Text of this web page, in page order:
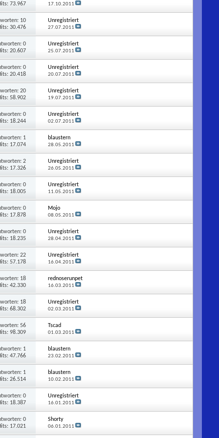
73.967 17.10.2011
10
30.476
Unregistriert
27.07.2011
0
20.607
Unregistriert
25.07.2011
0
20.418
Unregistriert
20.07.2011
20
58.902
Unregistriert
19.07.2011
0
18.244
Unregistriert
02.07.2011
1
17.074
blaustern
28.05.2011
2
17.326
Unregistriert
26.05.2011
0
18.005
Unregistriert
11.05.2011
0
17.878
Mojo
08.05.2011
0
18.235
Unregistriert
28.04.2011
22
57.178
Unregistriert
16.04.2011
18
42.330
rednoserunpet
16.03.2011
18
68.302
Unregistriert
02.03.2011
56
98.309
Tscad
01.03.2011
1
47.766
blaustern
23.02.2011
1
26.514
blaustern
10.02.2011
0
18.387
Unregistriert
16.01.2011
0
17.021
Shorty
06.01.2011